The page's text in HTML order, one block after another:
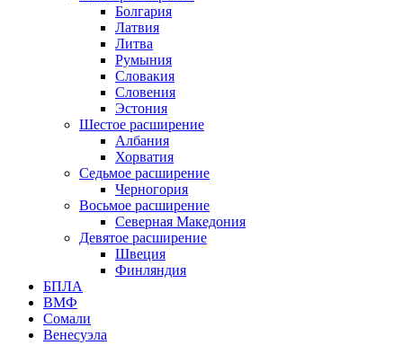
Болгария
Латвия
Литва
Румыния
Словакия
Словения
Эстония
Шестое расширение
Албания
Хорватия
Седьмое расширение
Черногория
Восьмое расширение
Северная Македония
Девятое расширение
Швеция
Финляндия
БПЛА
ВМФ
Сомали
Венесуэла